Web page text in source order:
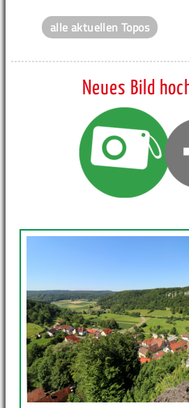
alle aktuellen Topos
Neues Bild